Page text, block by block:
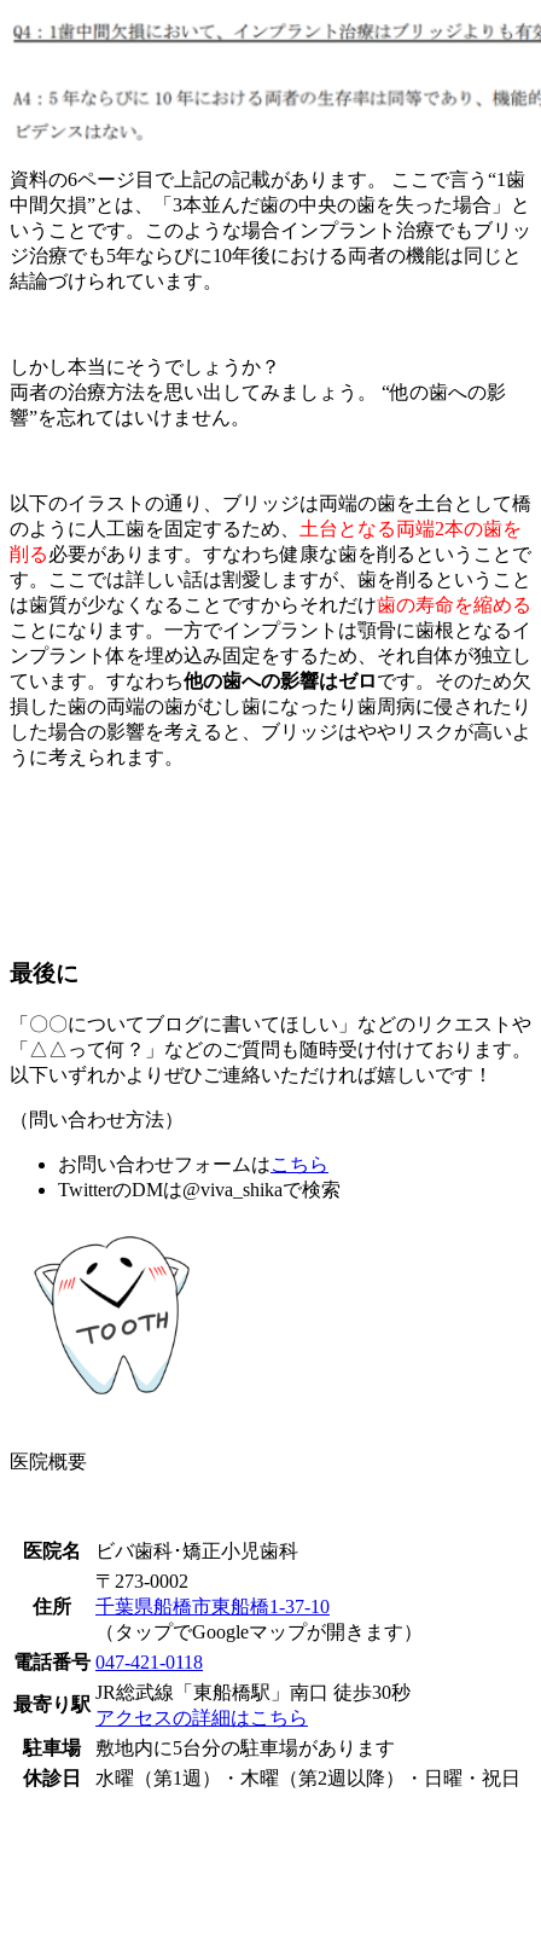
資料の6ページ目で上記の記載があります。 ここで言う“1歯
中間欠損”とは、「3本並んだ歯の中央の歯を失った場合」と
いうことです。このような場合インプラント治療でもブリッ
ジ治療でも5年ならびに10年後における両者の機能は同じと
結論づけられています。
しかし本当にそうでしょうか？
両者の治療方法を思い出してみましょう。 “他の歯への影
響”を忘れてはいけません。
以下のイラストの通り、ブリッジは両端の歯を土台として橋
のように人工歯を固定するため、 土台となる両端2本の歯を
削る必要があります。すなわち健康な歯を削るということで
す。ここでは詳しい話は割愛しますが、歯を削るということ
は歯質が少なくなることですからそれだけ歯の寿命を縮める
ことになります。一方でインプラントは顎骨に歯根となるイ
ンプラント体を埋め込み固定をするため、それ自体が独立し
ています。すなわち他の歯への影響はゼロです。そのため欠
損した歯の両端の歯がむし歯になったり歯周病に侵されたり
した場合の影響を考えると、ブリッジはややリスクが高いよ
うに考えられます。
最後に
「〇〇についてブログに書いてほしい」などのリクエストや
「△△って何？」などのご質問も随時受け付けております。
以下いずれかよりぜひご連絡いただければ嬉しいです！
（問い合わせ方法）
お問い合わせフォームはこちら
TwitterのDMは@viva_shikaで検索
医院概要
医院名 ビバ歯科･矯正小児歯科
住所
〒273-0002
千葉県船橋市東船橋1-37-10
（タップでGoogleマップが開きます）
電話番号 047-421-0118
最寄り駅
JR総武線「東船橋駅」南口 徒歩30秒
アクセスの詳細はこちら
駐車場
敷地内に5台分の駐車場があります
休診日
水曜（第1週）・木曜（第2週以降）・日曜・祝日